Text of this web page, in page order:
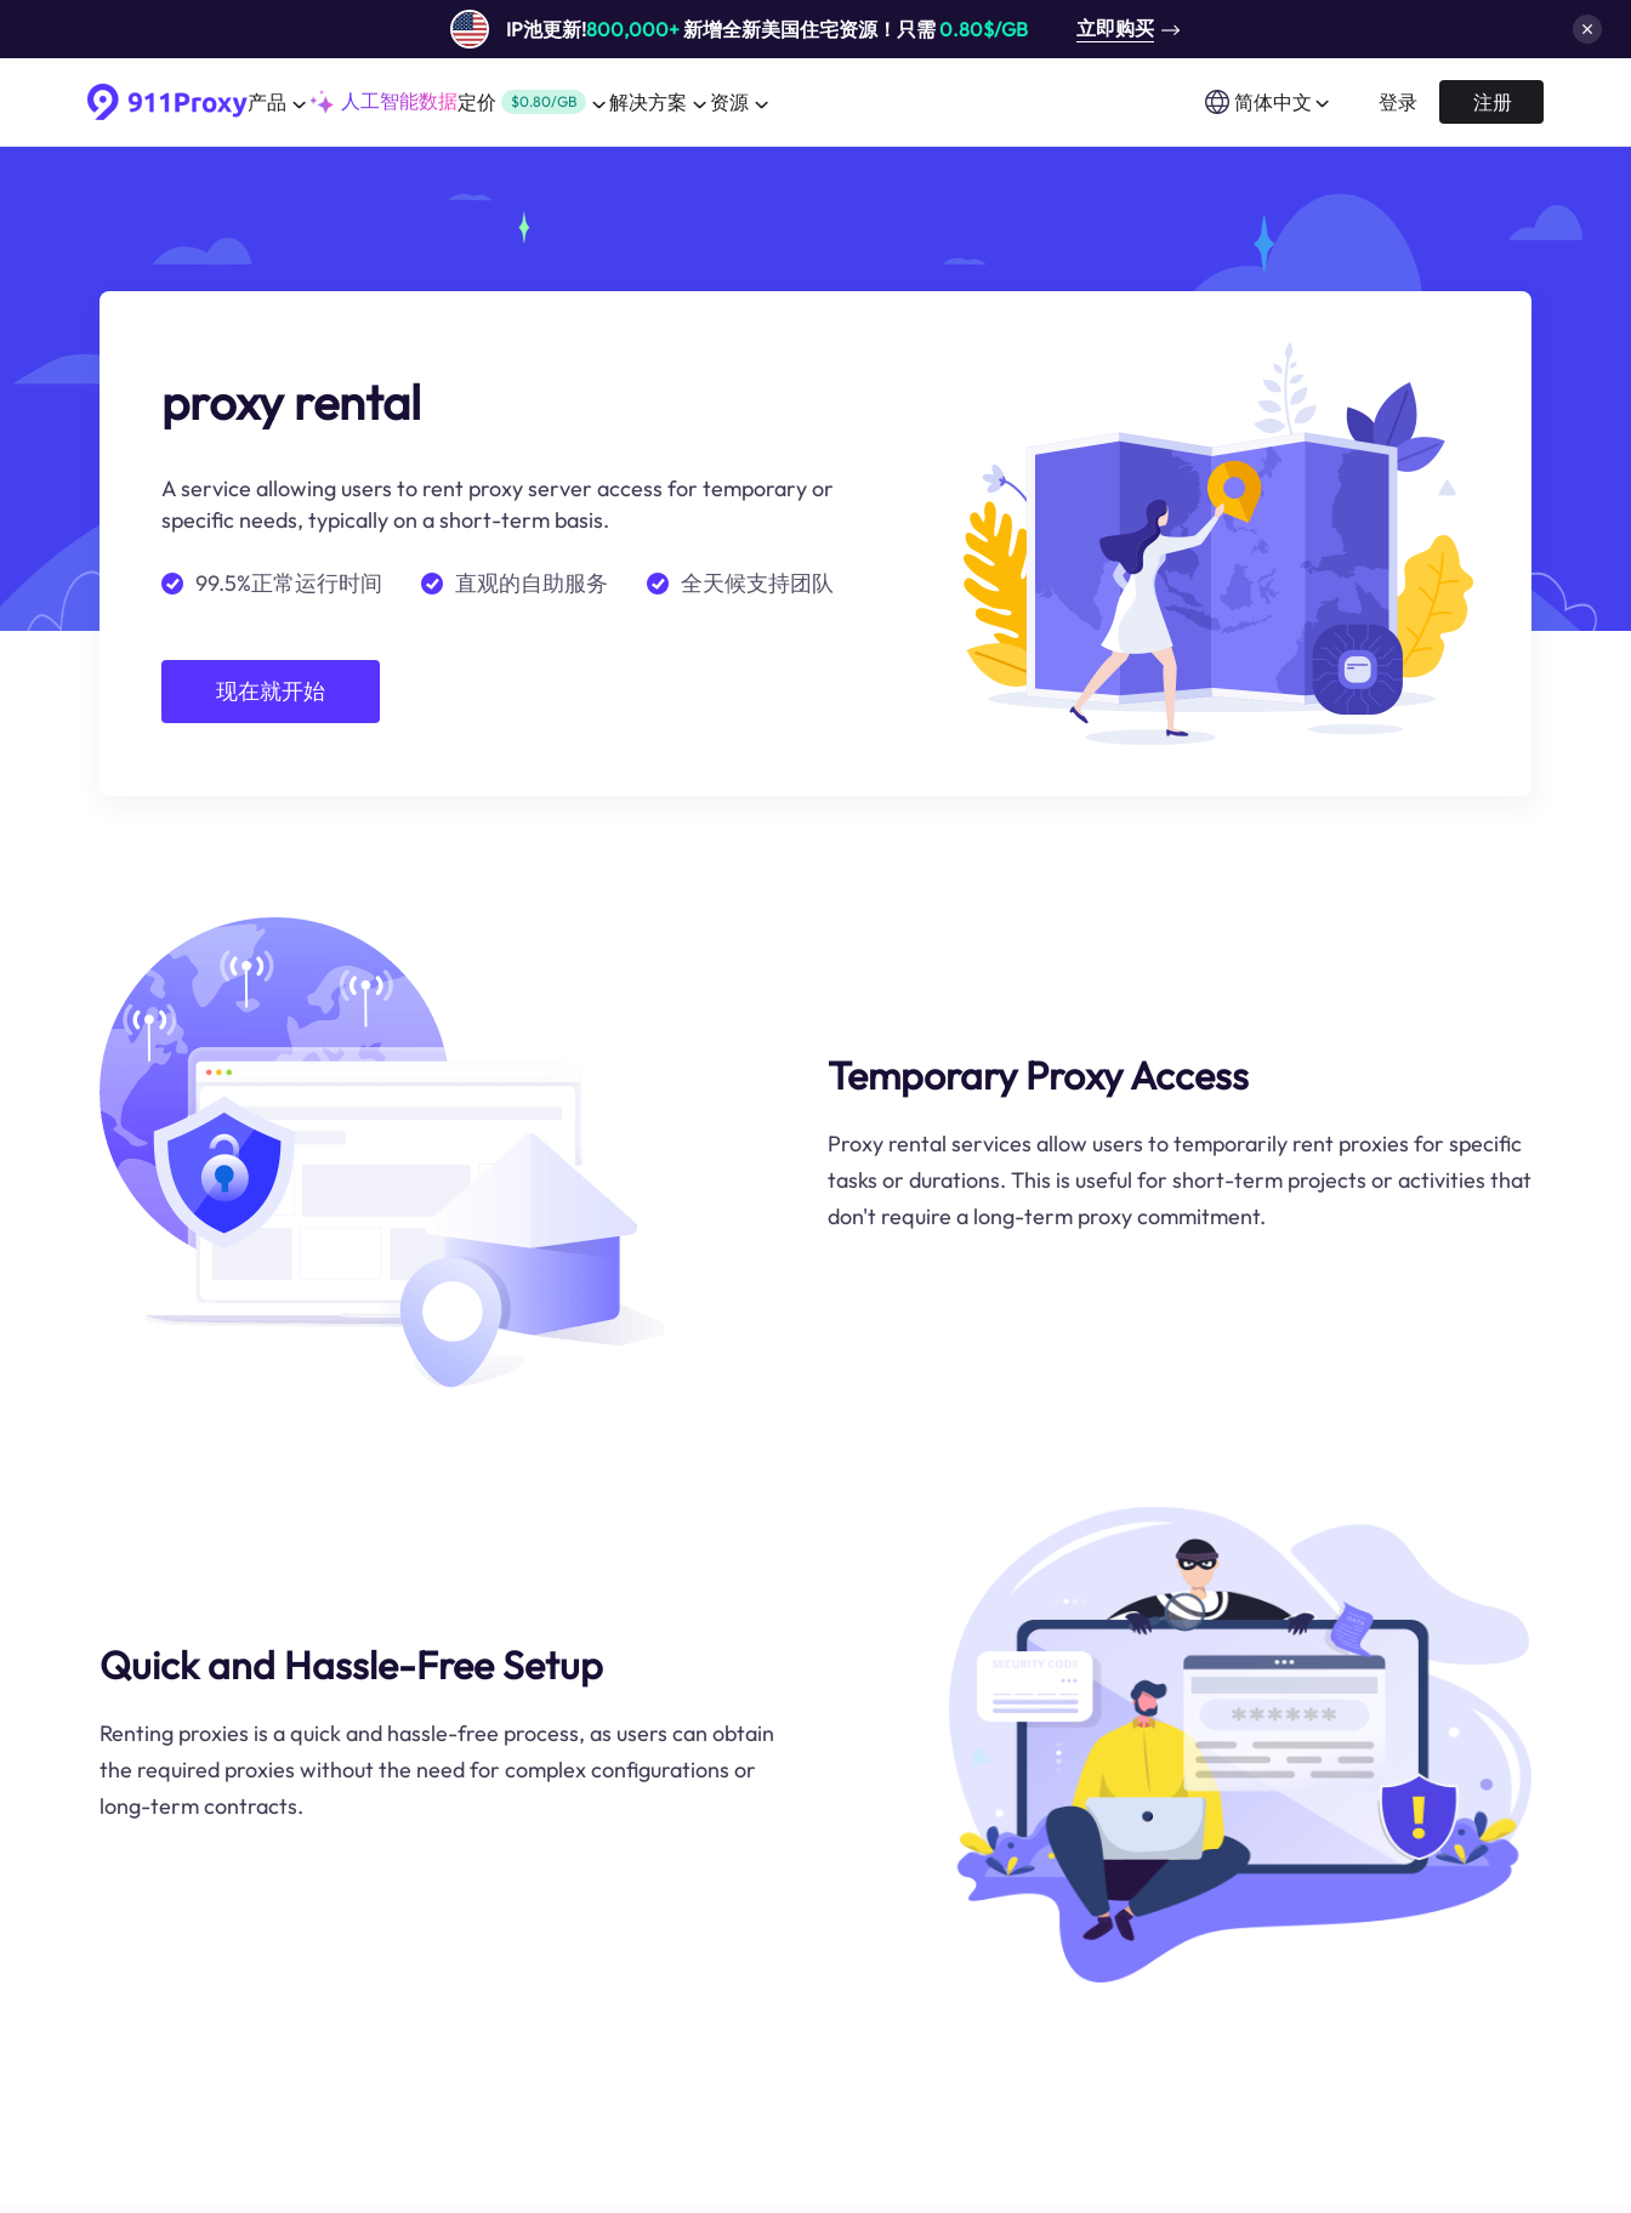
IP池更新!800,000+新增全新美国住宅资源！只需0.80$/GB 立即购买
产品 人工智能数据定价 $0.80/GB 解决方案 资源 简体中文 登录 注册
proxy rental
A service allowing users to rent proxy server access for temporary or
specific needs, typically on a short-term basis.
99.5%正常运行时间 直观的自助服务 全天候支持团队
现在就开始
Temporary Proxy Access
Proxy rental services allow users to temporarily rent proxies for specific
tasks or durations. This is useful for short-term projects or activities that
don't require a long-term proxy commitment.
Quick and Hassle-Free Setup
Renting proxies is a quick and hassle-free process, as users can obtain
the required proxies without the need for complex configurations or
long-term contracts.